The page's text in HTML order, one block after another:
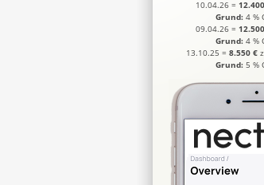
10.04.26 =
Grund: 4 %
09.04.26 =
Grund: 4 %
13.10.25 = 8.550 €
Grund: 5 %